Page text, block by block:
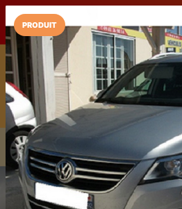
LaCarte
Installez l'App
Téléchargez gratuitement
commerces favoris et ne
Télécharger Plus
PRODUIT